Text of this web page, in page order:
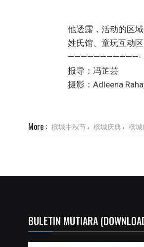
他透露，活动的区
姓氏馆、童玩互动
———————————-
报导：冯芷芸
摄影：Adleena
More : 槟城中秋节, 槟城庆典 , 槟城
BULETIN MUTIARA